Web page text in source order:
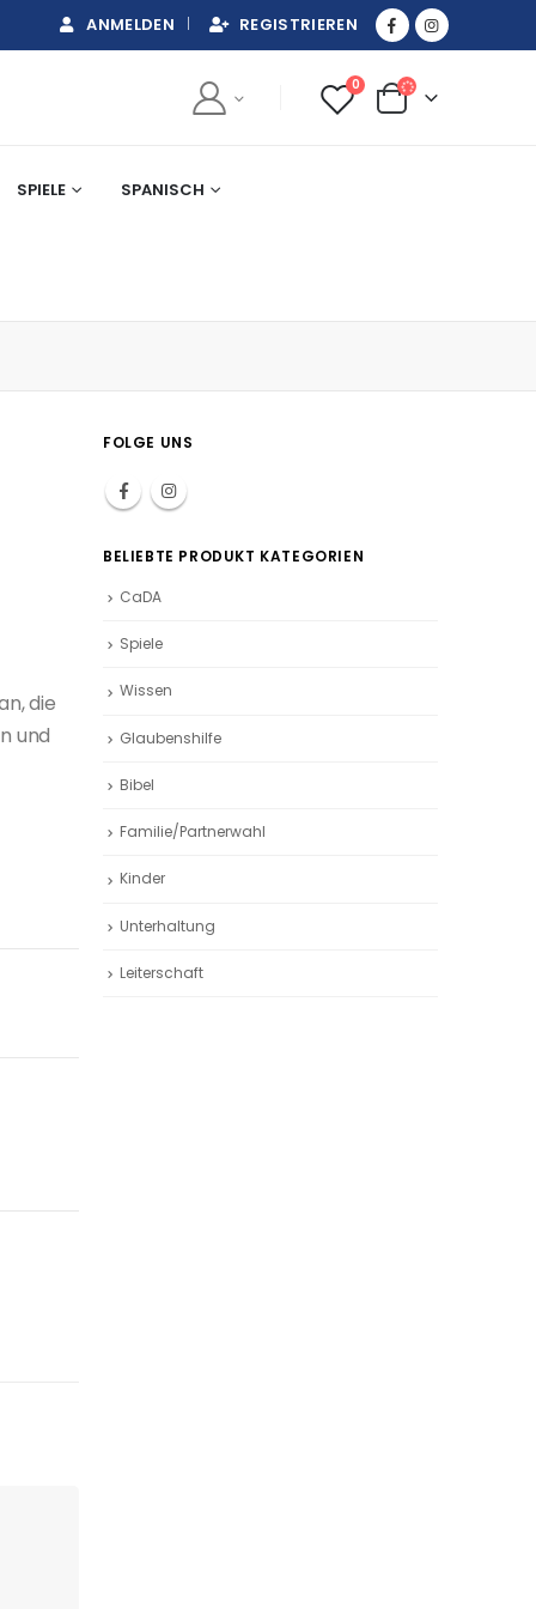
ANMELDEN REGISTRIEREN
0
SPIELE SPANISCH
die
und
FOLGE UNS
BELIEBTE PRODUKT KATEGORIEN
CaDA
Spiele
Wissen
Glaubenshilfe
Bibel
Familie/Partnerwahl
Kinder
Unterhaltung
Leiterschaft